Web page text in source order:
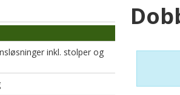
inkl. stolper og